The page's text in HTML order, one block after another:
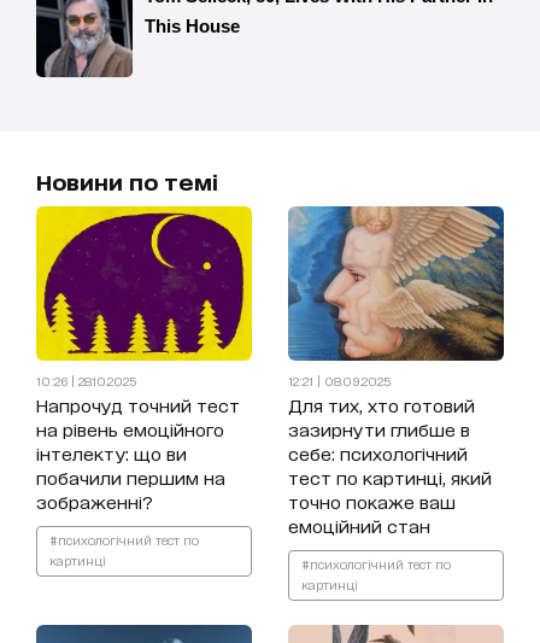
Новини по темі
10:26 | 28.10.2025
Напрочуд точний тест
на рівень емоційного
інтелекту: що ви
побачили першим на
зображенні?
#психологічний тест по
картинці
12:21 | 08.09.2025
Для тих, хто готовий
зазирнути глибше в
себе: психологічний
тест по картинці, який
точно покаже ваш
емоційний стан
#психологічний тест по
картинці